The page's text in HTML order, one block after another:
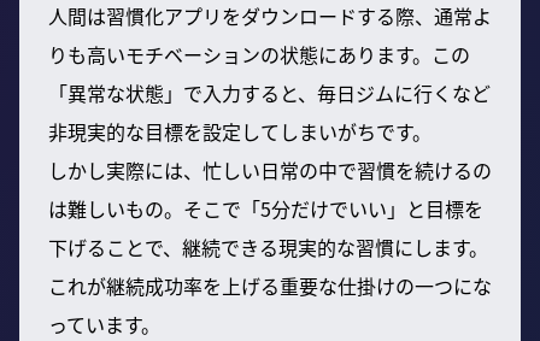
人間は習慣化アプリをダウンロードする際、通常よ
りも高いモチベーションの状態にあります。この
「異常な状態」で入力すると、毎日ジムに行くなど
非現実的な目標を設定してしまいがちです。
しかし実際には、忙しい日常の中で習慣を続けるの
は難しいもの。そこで「5分だけでいい」と目標を
下げることで、継続できる現実的な習慣にします。
これが継続成功率を上げる重要な仕掛けの一つにな
っています。